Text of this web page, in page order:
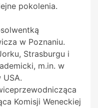
pokolenia.
w Poznaniu.
Strasburgu i
m.in. w
Komisji Weneckiej